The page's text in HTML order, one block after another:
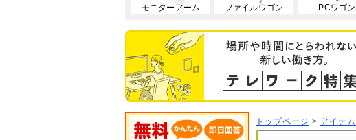
モニターアーム ファイルワゴン PCワゴン
トップページ > アイテ